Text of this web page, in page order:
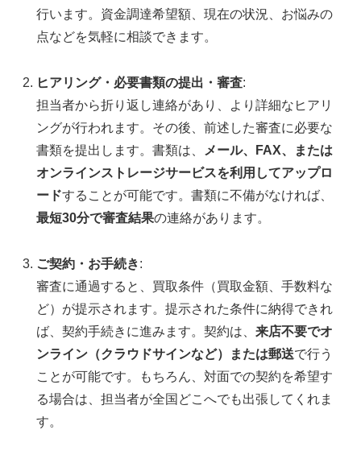
行います。資金調達希望額、現在の状況、お悩みの
点などを気軽に相談できます。
ヒアリング・必要書類の提出・審査:
担当者から折り返し連絡があり、より詳細なヒアリ
ングが行われます。その後、前述した審査に必要な
書類を提出します。書類は、
メール、FAX、または
オンラインストレージサービスを利用してアップロ
ードすることが可能です。書類に不備がなければ、
最短30分で審査結果の連絡があります。
ご契約・お手続き:
審査に通過すると、買取条件（買取金額、手数料な
ど）が提示されます。提示された条件に納得できれ
ば、契約手続きに進みます。契約は、来店不要でオ
ンライン（クラウドサインなど）または郵送で行う
ことが可能です。もちろん、対面での契約を希望す
る場合は、担当者が全国どこへでも出張してくれま
す。